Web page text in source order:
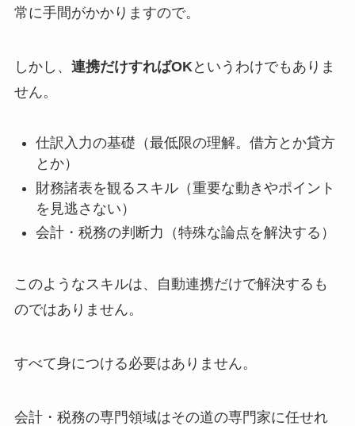
常に手間がかかりますので。
しかし、 連携だけすればOK というわけでもありま
せん。
仕訳入力の基礎（最低限の理解。借方とか貸方
とか）
財務諸表を観るスキル（重要な動きやポイント
を見逃さない）
会計・税務の判断力（特殊な論点を解決する）
このようなスキルは、自動連携だけで解決するも
のではありません。
すべて身につける必要はありません。
会計・税務の専門領域はその道の専門家に任せれ